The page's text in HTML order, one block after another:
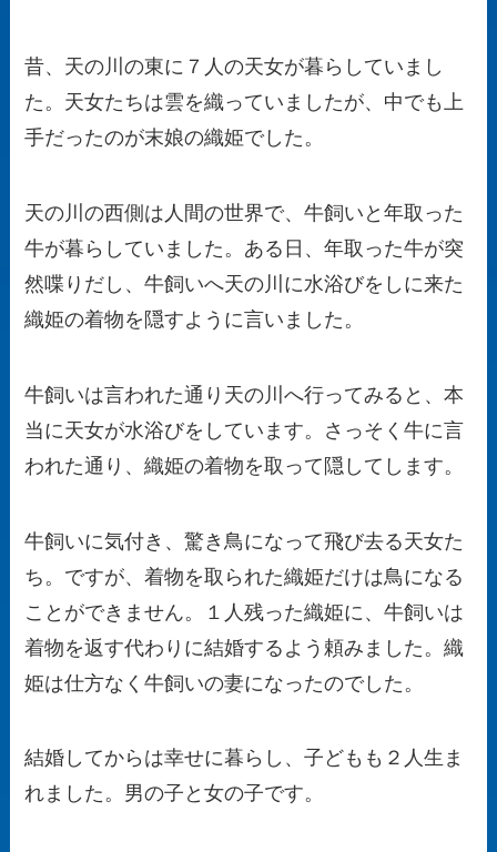
昔、天の川の東に７人の天女が暮らしていまし
た。天女たちは雲を織っていましたが、中でも上
手だったのが末娘の織姫でした。
天の川の西側は人間の世界で、牛飼いと年取った
牛が暮らしていました。ある日、年取った牛が突
然喋りだし、牛飼いへ天の川に水浴びをしに来た
織姫の着物を隠すように言いました。
牛飼いは言われた通り天の川へ行ってみると、本
当に天女が水浴びをしています。さっそく牛に言
われた通り、織姫の着物を取って隠してします。
牛飼いに気付き、驚き鳥になって飛び去る天女た
ち。ですが、着物を取られた織姫だけは鳥になる
ことができません。１人残った織姫に、牛飼いは
着物を返す代わりに結婚するよう頼みました。織
姫は仕方なく牛飼いの妻になったのでした。
結婚してからは幸せに暮らし、子どもも２人生ま
れました。男の子と女の子です。